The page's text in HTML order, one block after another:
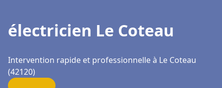
électricien Le Coteau
Intervention rapide et professionnelle à Le Coteau
(42120)